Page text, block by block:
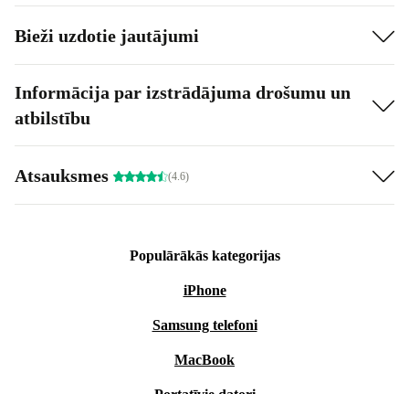
Bieži uzdotie jautājumi
Informācija par izstrādājuma drošumu un
atbilstību
Atsauksmes (4.6)
Populārākās kategorijas
iPhone
Samsung telefoni
MacBook